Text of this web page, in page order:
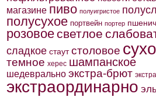
магазине пиво полуигристое
полусухое портвейн портер
розовоесветлое
сладкое стаут столовое
темное херес шампанское
шедеврально экстра-брют
экстраординарно